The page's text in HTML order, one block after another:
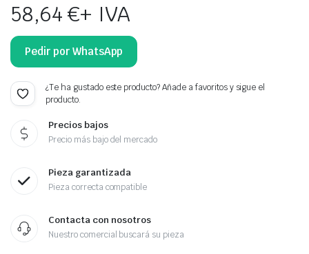
58,64€+ IVA
Pedir por WhatsApp
¿Te ha gustado este producto? Añade a favoritos y sigue el
producto.
Precios bajos
Precio más bajo del mercado
Pieza garantizada
Pieza correcta compatible
Contacta con nosotros
Nuestro comercial buscará su pieza